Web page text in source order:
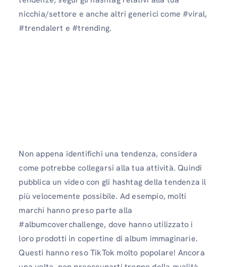
nicchia/settore e anche altri generici come #viral,
#trendalert e #trending.
Non appena identifichi una tendenza, considera
come potrebbe collegarsi alla tua attività. Quindi
pubblica un video con gli hashtag della tendenza il
più velocemente possibile. Ad esempio, molti
marchi hanno preso parte alla
#albumcoverchallenge, dove hanno utilizzato i
loro prodotti in copertine di album immaginarie.
Questi hanno reso TikTok molto popolare! Ancora